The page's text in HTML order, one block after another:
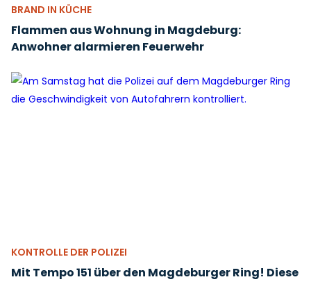
BRAND IN KÜCHE
Flammen aus Wohnung in Magdeburg:
Anwohner alarmieren Feuerwehr
KONTROLLE DER POLIZEI
Mit Tempo 151 über den Magdeburger Ring! Diese